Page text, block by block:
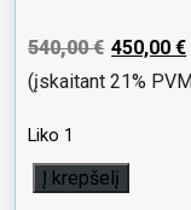
540,00€ 450,00€
(įskaitant 21%
Liko 1
produkto
kiekis:
Į krepšelį